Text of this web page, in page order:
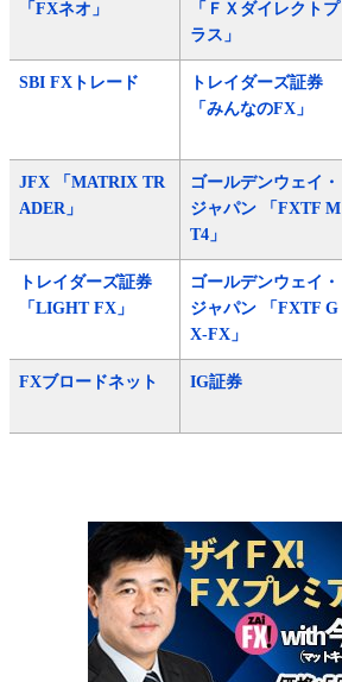
「FXネオ」
「ＦＸダイレクトプ
ラス」
SBI FXトレード
トレイダーズ証券
「みんなのFX」
JFX 「MATRIX TR
ADER」
ゴールデンウェイ・
ジャパン 「FXTF M
T4」
トレイダーズ証券
「LIGHT FX」
ゴールデンウェイ・
ジャパン 「FXTF G
X-FX」
FXブロードネット IG証券